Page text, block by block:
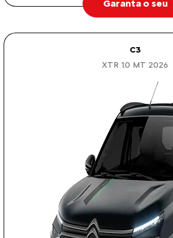
Garanta o seu
C3
XTR 1.0 MT 2026